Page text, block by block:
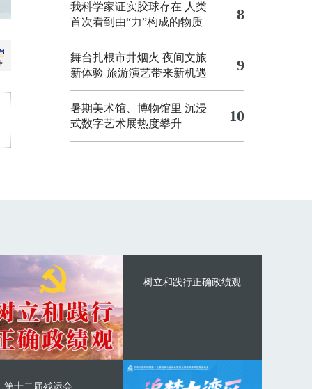
我科学家证实胶球存在 人类
首次看到由“力”构成的物质
8
舞台扎根市井烟火 夜间文旅
新体验 旅游演艺带来新机遇 9
暑期美术馆、博物馆里 沉浸
式数字艺术展热度攀升
10
树立和践行正确政绩观
第十二届残运会